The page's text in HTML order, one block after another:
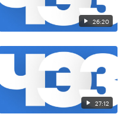
26:20
27:12